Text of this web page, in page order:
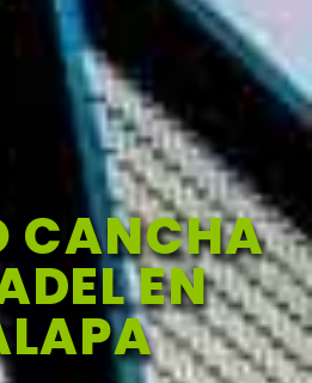
CANCHA
EN